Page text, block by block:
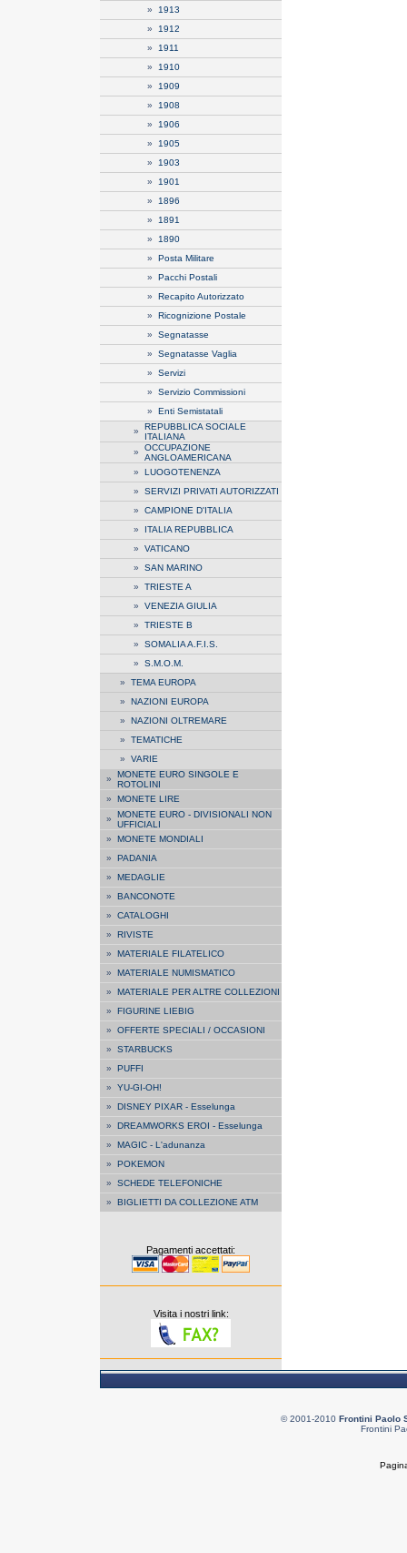
» 1913
» 1912
» 1911
» 1910
» 1909
» 1908
» 1906
» 1905
» 1903
» 1901
» 1896
» 1891
» 1890
» Posta Militare
» Pacchi Postali
» Recapito Autorizzato
» Ricognizione Postale
» Segnatasse
» Segnatasse Vaglia
» Servizi
» Servizio Commissioni
» Enti Semistatali
» REPUBBLICA SOCIALE
ITALIANA
» OCCUPAZIONE
ANGLOAMERICANA
» LUOGOTENENZA
» SERVIZI PRIVATI AUTORIZZATI
» CAMPIONE D'ITALIA
» ITALIA REPUBBLICA
» VATICANO
» SAN MARINO
» TRIESTE A
» VENEZIA GIULIA
» TRIESTE B
» SOMALIA A.F.I.S.
» S.M.O.M.
» TEMA EUROPA
» NAZIONI EUROPA
» NAZIONI OLTREMARE
» TEMATICHE
» VARIE
» MONETE EURO SINGOLE E
ROTOLINI
» MONETE LIRE
» MONETE EURO - DIVISIONALI NON
UFFICIALI
» MONETE MONDIALI
» PADANIA
» MEDAGLIE
» BANCONOTE
» CATALOGHI
» RIVISTE
» MATERIALE FILATELICO
» MATERIALE NUMISMATICO
» MATERIALE PER ALTRE COLLEZIONI
» FIGURINE LIEBIG
» OFFERTE SPECIALI / OCCASIONI
» STARBUCKS
» PUFFI
» YU-GI-OH!
» DISNEY PIXAR - Esselunga
» DREAMWORKS EROI - Esselunga
» MAGIC - L'adunanza
» POKEMON
» SCHEDE TELEFONICHE
» BIGLIETTI DA COLLEZIONE ATM
Pagamenti accettati:
Visita i nostri link:
© 2001-2010 Frontini Paolo
Frontini